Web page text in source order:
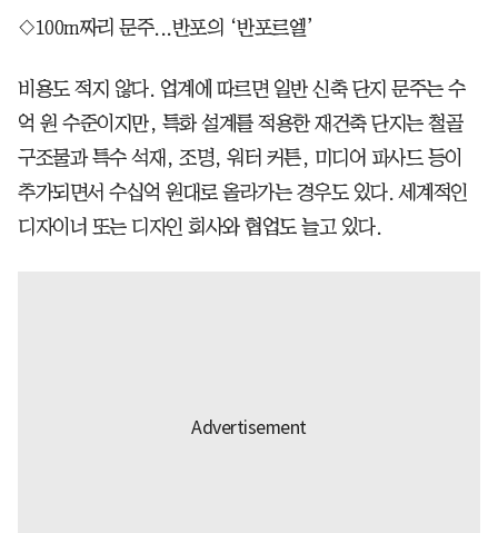
◇100m짜리 문주...반포의 ‘반포르엘’
비용도 적지 않다. 업계에 따르면 일반 신축 단지 문주는 수
억 원 수준이지만, 특화 설계를 적용한 재건축 단지는 철골
구조물과 특수 석재, 조명, 워터 커튼, 미디어 파사드 등이
추가되면서 수십억 원대로 올라가는 경우도 있다. 세계적인
디자이너 또는 디자인 회사와 협업도 늘고 있다.